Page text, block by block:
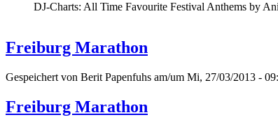
DJ-Charts: All Time Favourite Festival Anthems by
Freiburg Marathon
Gespeichert von Berit Papenfuhs am/um Mi, 27/03/2013 -
Freiburg Marathon